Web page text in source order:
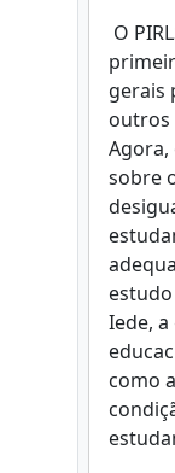
O
gerais
outros
Agora,
sobre
Iede,
como